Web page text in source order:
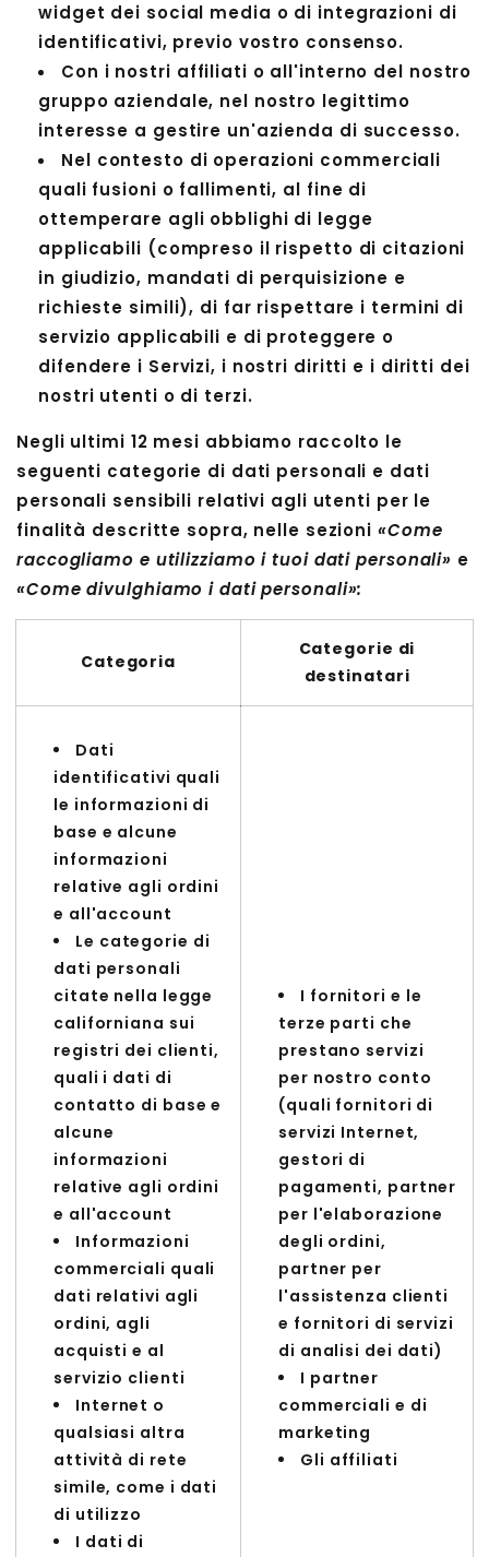
widget dei social media o di integrazioni di
identificativi, previo vostro consenso.
Con i nostri affiliati o all'interno del nostro
gruppo aziendale, nel nostro legittimo
interesse a gestire un'azienda di successo.
Nel contesto di operazioni commerciali
quali fusioni o fallimenti, al fine di
ottemperare agli obblighi di legge
applicabili (compreso il rispetto di citazioni
in giudizio, mandati di perquisizione e
richieste simili), di far rispettare i termini di
servizio applicabili e di proteggere o
difendere i Servizi, i nostri diritti e i diritti dei
nostri utenti o di terzi.
Negli ultimi 12 mesi abbiamo raccolto le
seguenti categorie di dati personali e dati
personali sensibili relativi agli utenti per le
finalità descritte sopra, nelle sezioni «Come
raccogliamo e utilizziamo i tuoi dati personali» e
«Come divulghiamo i dati personali»:
Categoria
Categorie di
destinatari
Dati
identificativi quali
le informazioni di
base e alcune
informazioni
relative agli ordini
e all'account
Le categorie di
dati personali
citate nella legge
californiana sui
registri dei clienti,
quali i dati di
contatto di base e
alcune
informazioni
relative agli ordini
e all'account
Informazioni
commerciali quali
dati relativi agli
ordini, agli
acquisti e al
servizio clienti
Internet o
qualsiasi altra
attività di rete
simile, come i dati
di utilizzo
I dati di
I fornitori e le
terze parti che
prestano servizi
per nostro conto
(quali fornitori di
servizi Internet,
gestori di
pagamenti, partner
per l'elaborazione
degli ordini,
partner per
l'assistenza clienti
e fornitori di servizi
di analisi dei dati)
I partner
commerciali e di
marketing
Gli affiliati